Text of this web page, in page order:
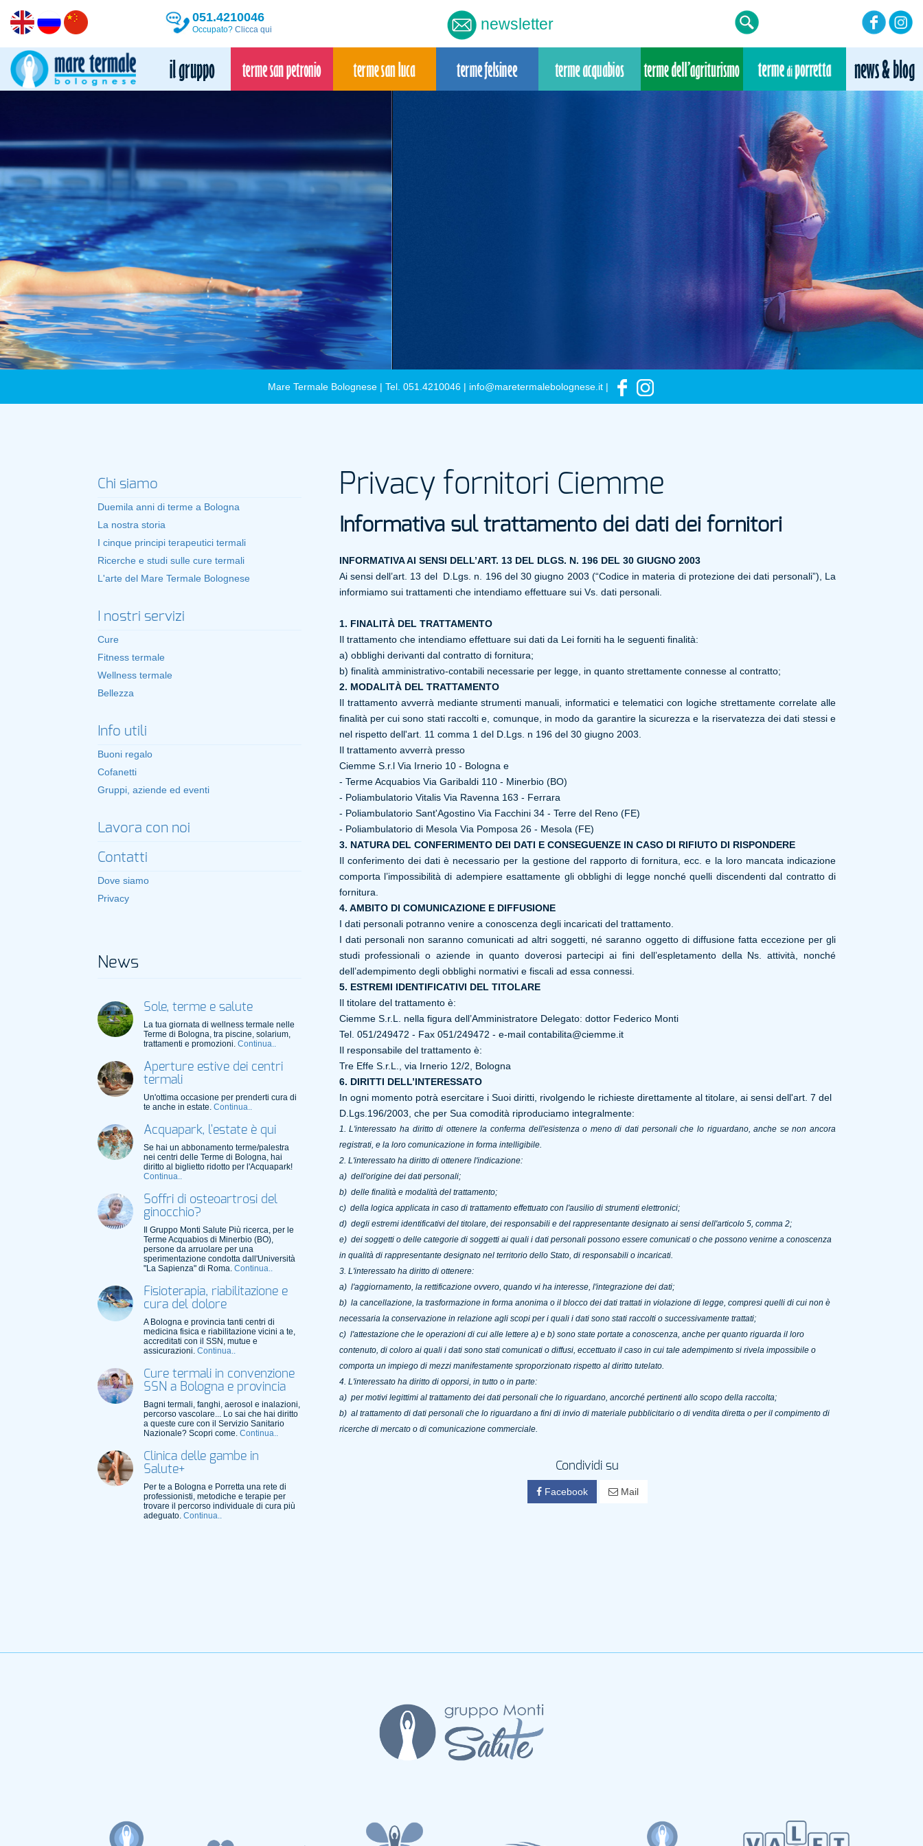
051.4210046
Occupato? Clicca qui newsletter
Mare Termale Bolognese | Tel. 051.4210046 | info@maretermalebolognese.it |
Privacy fornitori Ciemme
Informativa sul trattamento dei dati dei fornitori
INFORMATIVA AI SENSI DELL’ART. 13 DEL DLGS. N. 196 DEL 30 GIUGNO 2003
Ai sensi dell’art. 13 del D.Lgs. n. 196 del 30 giugno 2003 (“Codice in materia di protezione dei dati personali”), La
informiamo sui trattamenti che intendiamo effettuare sui Vs. dati personali.
1. FINALITÀ DEL TRATTAMENTO
Il trattamento che intendiamo effettuare sui dati da Lei forniti ha le seguenti finalità:
a) obblighi derivanti dal contratto di fornitura;
b) finalità amministrativo-contabili necessarie per legge, in quanto strettamente connesse al contratto;
2. MODALITÀ DEL TRATTAMENTO
Il trattamento avverrà mediante strumenti manuali, informatici e telematici con logiche strettamente correlate alle
finalità per cui sono stati raccolti e, comunque, in modo da garantire la sicurezza e la riservatezza dei dati stessi e
nel rispetto dell'art. 11 comma 1 del D.Lgs. n 196 del 30 giugno 2003.
Il trattamento avverrà presso
Ciemme S.r.l Via Irnerio 10 - Bologna e
- Terme Acquabios Via Garibaldi 110 - Minerbio (BO)
- Poliambulatorio Vitalis Via Ravenna 163 - Ferrara
- Poliambulatorio Sant'Agostino Via Facchini 34 - Terre del Reno (FE)
- Poliambulatorio di Mesola Via Pomposa 26 - Mesola (FE)
3. NATURA DEL CONFERIMENTO DEI DATI E CONSEGUENZE IN CASO DI RIFIUTO DI RISPONDERE
Il conferimento dei dati è necessario per la gestione del rapporto di fornitura, ecc. e la loro mancata indicazione
comporta l’impossibilità di adempiere esattamente gli obblighi di legge nonché quelli discendenti dal contratto di
fornitura.
4. AMBITO DI COMUNICAZIONE E DIFFUSIONE
I dati personali potranno venire a conoscenza degli incaricati del trattamento.
I dati personali non saranno comunicati ad altri soggetti, né saranno oggetto di diffusione fatta eccezione per gli
studi professionali o aziende in quanto doverosi partecipi ai fini dell’espletamento della Ns. attività, nonché
dell’adempimento degli obblighi normativi e fiscali ad essa connessi.
5. ESTREMI IDENTIFICATIVI DEL TITOLARE
Il titolare del trattamento è:
Ciemme S.r.L. nella figura dell’Amministratore Delegato: dottor Federico Monti
Tel. 051/249472 - Fax 051/249472 - e-mail contabilita@ciemme.it
Il responsabile del trattamento è:
Tre Effe S.r.L., via Irnerio 12/2, Bologna
6. DIRITTI DELL’INTERESSATO
In ogni momento potrà esercitare i Suoi diritti, rivolgendo le richieste direttamente al titolare, ai sensi dell'art. 7 del
D.Lgs.196/2003, che per Sua comodità riproduciamo integralmente:
1. L'interessato ha diritto di ottenere la conferma dell'esistenza o meno di dati personali che lo riguardano, anche se non ancora
registrati, e la loro comunicazione in forma intelligibile.
2. L'interessato ha diritto di ottenere l'indicazione:
a) dell'origine dei dati personali;
b) delle finalità e modalità del trattamento;
c) della logica applicata in caso di trattamento effettuato con l'ausilio di strumenti elettronici;
d) degli estremi identificativi del titolare, dei responsabili e del rappresentante designato ai sensi dell'articolo 5, comma 2;
e) dei soggetti o delle categorie di soggetti ai quali i dati personali possono essere comunicati o che possono venirne a conoscenza
in qualità di rappresentante designato nel territorio dello Stato, di responsabili o incaricati.
3. L'interessato ha diritto di ottenere:
a) l'aggiornamento, la rettificazione ovvero, quando vi ha interesse, l'integrazione dei dati;
b) la cancellazione, la trasformazione in forma anonima o il blocco dei dati trattati in violazione di legge, compresi quelli di cui non è
necessaria la conservazione in relazione agli scopi per i quali i dati sono stati raccolti o successivamente trattati;
c) l'attestazione che le operazioni di cui alle lettere a) e b) sono state portate a conoscenza, anche per quanto riguarda il loro
contenuto, di coloro ai quali i dati sono stati comunicati o diffusi, eccettuato il caso in cui tale adempimento si rivela impossibile o
comporta un impiego di mezzi manifestamente sproporzionato rispetto al diritto tutelato.
4. L'interessato ha diritto di opporsi, in tutto o in parte:
a) per motivi legittimi al trattamento dei dati personali che lo riguardano, ancorché pertinenti allo scopo della raccolta;
b) al trattamento di dati personali che lo riguardano a fini di invio di materiale pubblicitario o di vendita diretta o per il compimento di
ricerche di mercato o di comunicazione commerciale.
Condividi su
Facebook Mail
Chi siamo
Duemila anni di terme a Bologna
La nostra storia
I cinque principi terapeutici termali
Ricerche e studi sulle cure termali
L'arte del Mare Termale Bolognese
I nostri servizi
Cure
Fitness termale
Wellness termale
Bellezza
Info utili
Buoni regalo
Cofanetti
Gruppi, aziende ed eventi
Lavora con noi
Contatti
Dove siamo
Privacy
News
Sole, terme e salute
La tua giornata di wellness termale nelle
Terme di Bologna, tra piscine, solarium,
trattamenti e promozioni. Continua..
Aperture estive dei centri
termali
Un'ottima occasione per prenderti cura di
te anche in estate. Continua..
Acquapark, l'estate è qui
Se hai un abbonamento terme/palestra
nei centri delle Terme di Bologna, hai
diritto al biglietto ridotto per l'Acquapark!
Continua..
Soffri di osteoartrosi del
ginocchio?
Il Gruppo Monti Salute Più ricerca, per le
Terme Acquabios di Minerbio (BO),
persone da arruolare per una
sperimentazione condotta dall'Università
"La Sapienza" di Roma. Continua..
Fisioterapia, riabilitazione e
cura del dolore
A Bologna e provincia tanti centri di
medicina fisica e riabilitazione vicini a te,
accreditati con il SSN, mutue e
assicurazioni. Continua..
Cure termali in convenzione
SSN a Bologna e provincia
Bagni termali, fanghi, aerosol e inalazioni,
percorso vascolare... Lo sai che hai diritto
a queste cure con il Servizio Sanitario
Nazionale? Scopri come. Continua..
Clinica delle gambe in
Salute+
Per te a Bologna e Porretta una rete di
professionisti, metodiche e terapie per
trovare il percorso individuale di cura più
adeguato. Continua..